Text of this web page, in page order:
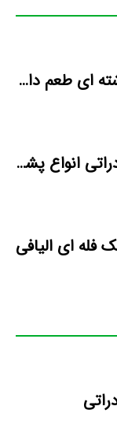
فروش کیلویی پشمک رشته ای طعم دار میوه
بازار اینترنتی فروش صادراتی انواع پشمک الیافی/شکلاتی
فله ای الیافی